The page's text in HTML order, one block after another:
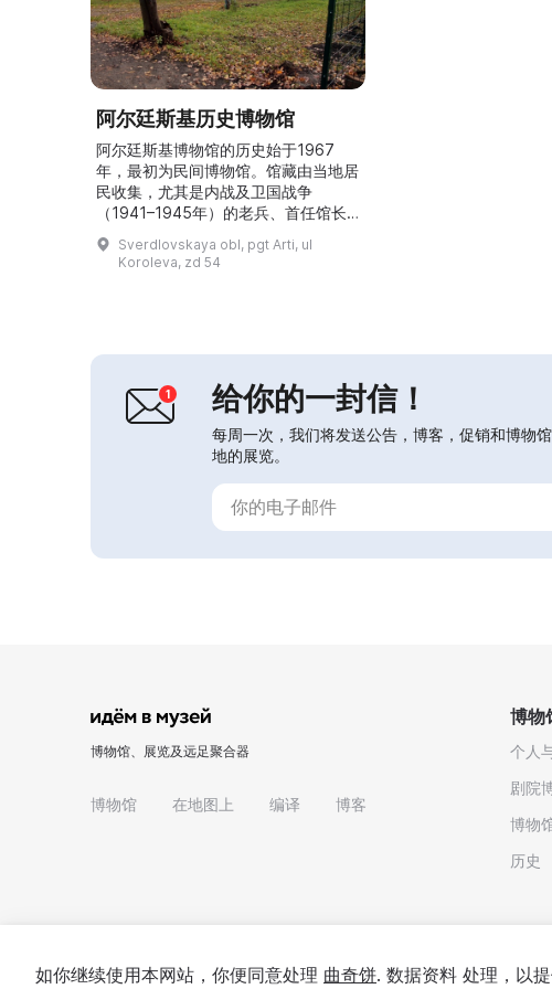
阿尔廷斯基历史博物馆
阿尔廷斯基博物馆的历史始于1967
年，最初为民间博物馆。馆藏由当地居
民收集，尤其是内战及卫国战争
（1941–1945年）的老兵、首任馆长
米哈伊尔·米哈伊洛维奇·巴布什金对馆
藏做出了重要贡献。自1974年起，阿
尔廷博物馆成为斯维尔德洛夫斯克州地
（1920年代）和工人青年学校（1970
Sverdlovskaya obl, pgt Arti, ul
Koroleva, zd 54
给你的一封信！
每周一次，我们将发送公告，博客，促销和博物
地的展览。
博物馆、展览及远足聚合器
博物馆 在地图上 编译 博客
博物
个人
剧院
博物
历史
如你继续使用本网站，你便同意处理 曲奇饼. 数据资料 处理，以